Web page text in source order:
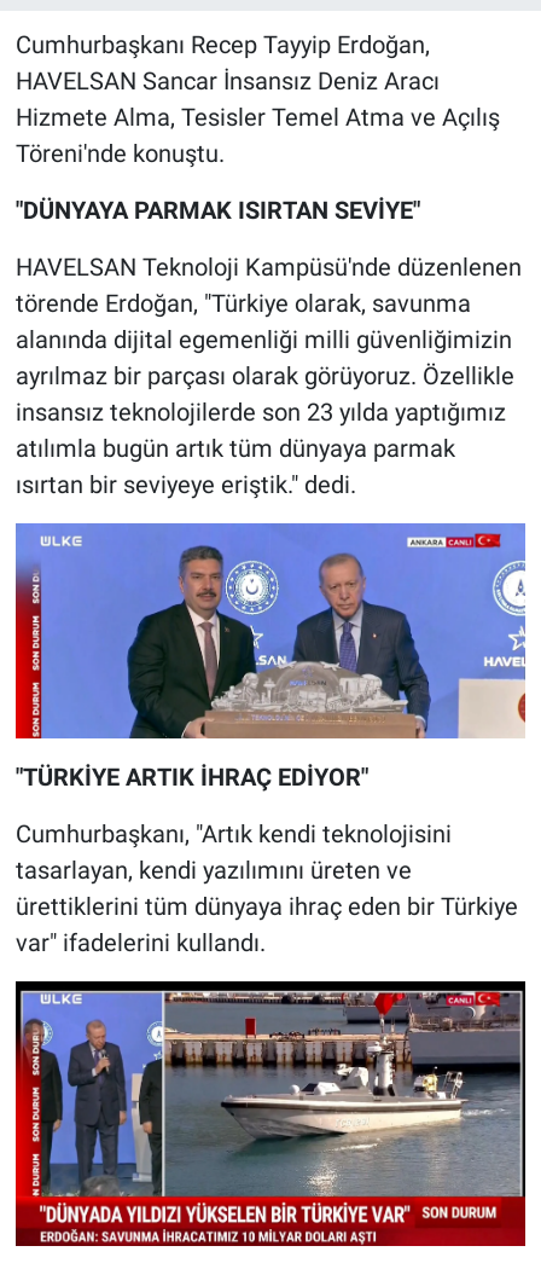
Cumhurbaşkanı Recep Tayyip Erdoğan,
HAVELSAN Sancar İnsansız Deniz Aracı
Hizmete Alma, Tesisler Temel Atma ve Açılış
Töreni'nde konuştu.
"DÜNYAYA PARMAK ISIRTAN SEVİYE"
HAVELSAN Teknoloji Kampüsü'nde düzenlenen
törende Erdoğan, "Türkiye olarak, savunma
alanında dijital egemenliği milli güvenliğimizin
ayrılmaz bir parçası olarak görüyoruz. Özellikle
insansız teknolojilerde son 23 yılda yaptığımız
atılımla bugün artık tüm dünyaya parmak
ısırtan bir seviyeye eriştik." dedi.
"TÜRKİYE ARTIK İHRAÇ EDİYOR"
Cumhurbaşkanı, "Artık kendi teknolojisini
tasarlayan, kendi yazılımını üreten ve
ürettiklerini tüm dünyaya ihraç eden bir Türkiye
var" ifadelerini kullandı.